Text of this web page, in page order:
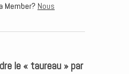
Member? Nous
le « taureau » par